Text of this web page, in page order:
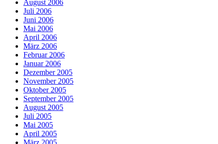
August 2006
Juli 2006
Juni 2006
Mai 2006
April 2006
März 2006
Februar 2006
Januar 2006
Dezember 2005
November 2005
Oktober 2005
September 2005
August 2005
Juli 2005
Mai 2005
April 2005